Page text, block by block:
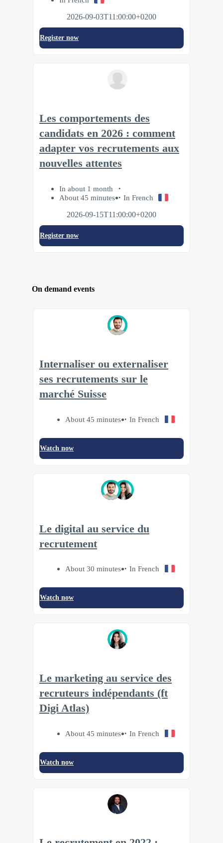
2026-09-03T11:00:00+0200
Register now
Les comportements des
candidats en 2026 : comment
adapter vos recrutements aux
nouvelles attentes
In about 1 month
About 45 minutes
In French
2026-09-15T11:00:00+0200
Register now
On demand events
Internaliser ou externaliser
ses recrutements sur le
marché Suisse
About 45 minutes In French
Watch now
Le digital au service du
recrutement
About 30 minutes In French
Watch now
Le marketing au service des
recruteurs indépendants (ft
Digi Atlas)
About 45 minutes In French
Watch now